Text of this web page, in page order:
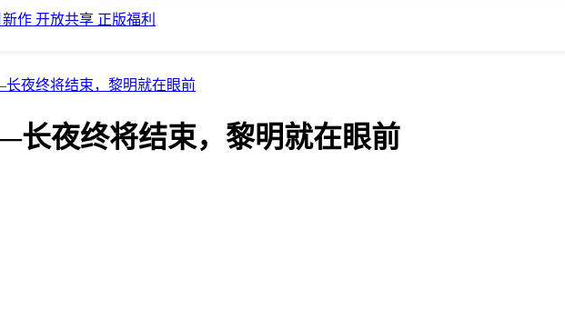
作 开放共享 正版福利
夜终将结束，黎明就在眼前
夜终将结束，黎明就在眼前